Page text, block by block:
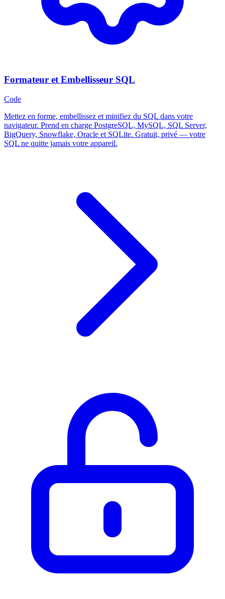
Formateur et Embellisseur SQL
Code
Mettez en forme, embellissez et minifiez du SQL dans votre
navigateur. Prend en charge PostgreSQL, MySQL, SQL Server,
BigQuery, Snowflake, Oracle et SQLite. Gratuit, privé — votre
SQL ne quitte jamais votre appareil.